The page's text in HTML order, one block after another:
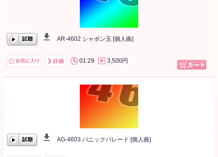
00:00/00:00
AR-4602 シャボン玉 [個人曲]
01:29 3,500円
AG-4603 パニックパレード [個人曲]